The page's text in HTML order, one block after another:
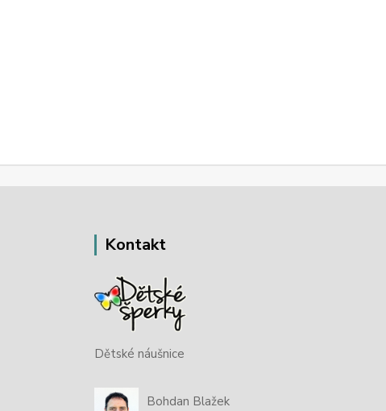
Kontakt
Dětské náušnice
Bohdan Blažek